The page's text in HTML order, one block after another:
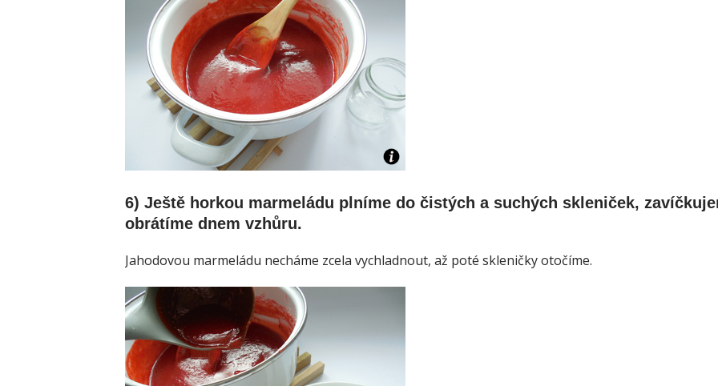
6) Ještě horkou marmeládu plníme do čistých a suchých skleniček,
obrátíme dnem vzhůru.
Jahodovou marmeládu necháme zcela vychladnout, až poté skleničky otočíme.